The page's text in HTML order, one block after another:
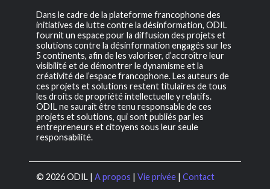
Dans le cadre de la plateforme francophone des
initiatives de lutte contre la désinformation, ODIL
fournit un espace pour la diffusion des projets et
solutions contre la désinformation engagés sur les
5 continents, afin de les valoriser, d’accroître leur
visibilité et de démontrer le dynamisme et la
créativité de l’espace francophone. Les auteurs de
ces projets et solutions restent titulaires de tous
les droits de propriété intellectuelle y relatifs.
ODIL ne saurait être tenu responsable de ces
projets et solutions, qui sont publiés par les
entrepreneurs et citoyens sous leur seule
responsabilité.
© 2026 ODIL | A propos | Vie privée | Contact